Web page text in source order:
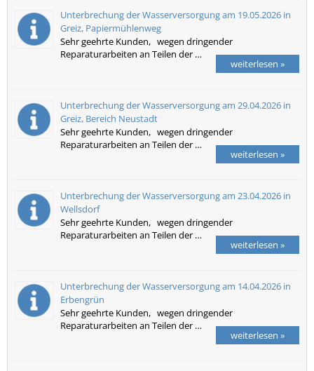
Unterbrechung der Wasserversorgung am 19.05.2026 in
Greiz, Papiermühlenweg
Sehr geehrte Kunden, wegen dringender
Reparaturarbeiten an Teilen der …
weiterlesen »
Unterbrechung der Wasserversorgung am 29.04.2026 in
Greiz, Bereich Neustadt
Sehr geehrte Kunden, wegen dringender
Reparaturarbeiten an Teilen der …
weiterlesen »
Unterbrechung der Wasserversorgung am 23.04.2026 in
Wellsdorf
Sehr geehrte Kunden, wegen dringender
Reparaturarbeiten an Teilen der …
weiterlesen »
Unterbrechung der Wasserversorgung am 14.04.2026 in
Erbengrün
Sehr geehrte Kunden, wegen dringender
Reparaturarbeiten an Teilen der …
weiterlesen »